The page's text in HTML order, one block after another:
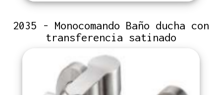
2035 - Monocomando Baño ducha con
transferencia satinado